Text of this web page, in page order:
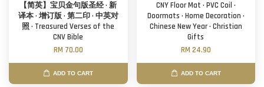
【简英】宝贝金句版圣经 · 新
译本 · 增订版 · 第二印 · 中英对
照 · Treasured Verses of the
CNV Bible
RM 70.00
ADD TO CART
CNY Floor Mat · PVC Coil ·
Doormats · Home Decoration ·
Chinese New Year · Christian
Gifts
RM 24.90
ADD TO CART